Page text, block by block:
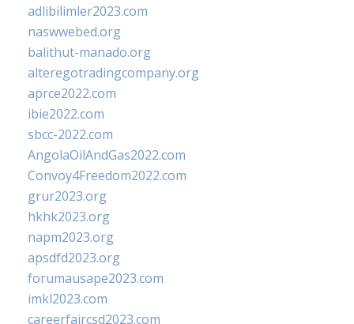
adlibilimler2023.com
naswwebed.org
balithut-manado.org
alteregotradingcompany.org
aprce2022.com
ibie2022.com
sbcc-2022.com
AngolaOilAndGas2022.com
Convoy4Freedom2022.com
grur2023.org
hkhk2023.org
napm2023.org
apsdfd2023.org
forumausape2023.com
imkl2023.com
careerfaircsd2023.com